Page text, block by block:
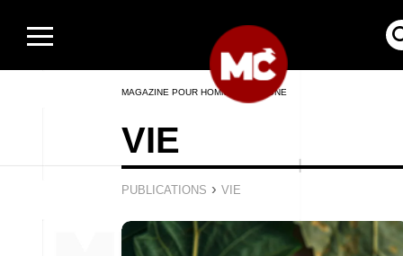
MAGAZINE POUR HOMMES EN LIGNE
VIE
PUBLICATIONS › VIE